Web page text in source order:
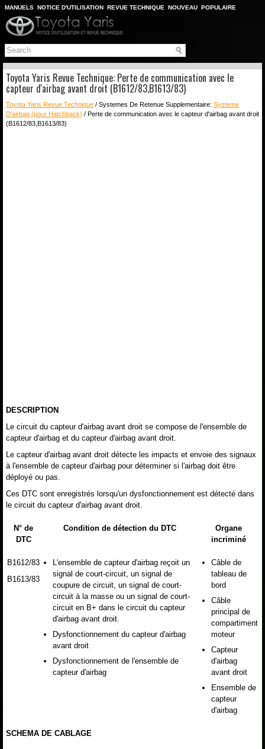
MANUELS NOTICE D'UTILISATION REVUE TECHNIQUE NOUVEAU POPULAIRE
PLAN DU SITE
CHERCHER
Toyota Yaris Revue Technique: Perte de communication avec le
capteur d'airbag avant droit (B1612/83,B1613/83)
Toyota Yaris Revue Technique / Systemes De Retenue Supplementaire: Systeme
D'airbag (pour Hatchback) / Perte de communication avec le capteur d'airbag avant droit
(B1612/83,B1613/83)
DESCRIPTION
Le circuit du capteur d'airbag avant droit se compose de l'ensemble de
capteur d'airbag et du capteur d'airbag avant droit.
Le capteur d'airbag avant droit détecte les impacts et envoie des signaux
à l'ensemble de capteur d'airbag pour déterminer si l'airbag doit être
déployé ou pas.
Ces DTC sont enregistrés lorsqu'un dysfonctionnement est détecté dans
le circuit du capteur d'airbag avant droit.
N° de
DTC
Condition de détection du DTC
Organe
incriminé
B1612/83
B1613/83
L'ensemble de capteur d'airbag reçoit un
signal de court-circuit, un signal de
coupure de circuit, un signal de court-
circuit à la masse ou un signal de court-
circuit en B+ dans le circuit du capteur
d'airbag avant droit.
Dysfonctionnement du capteur d'airbag
avant droit
Dysfonctionnement de l'ensemble de
capteur d'airbag
Câble de
tableau de
bord
Câble
principal de
compartiment
moteur
Capteur
d'airbag
avant droit
Ensemble de
capteur
d'airbag
SCHEMA DE CABLAGE